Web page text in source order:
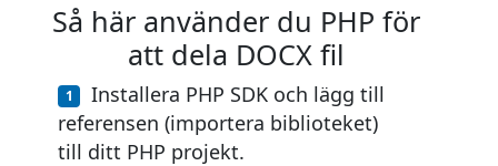
Så här använder du PHP för
att dela DOCX fil
Installera PHP SDK och lägg till
referensen (importera biblioteket)
till ditt PHP projekt.